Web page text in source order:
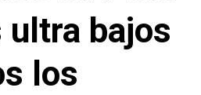
ultra bajos
los